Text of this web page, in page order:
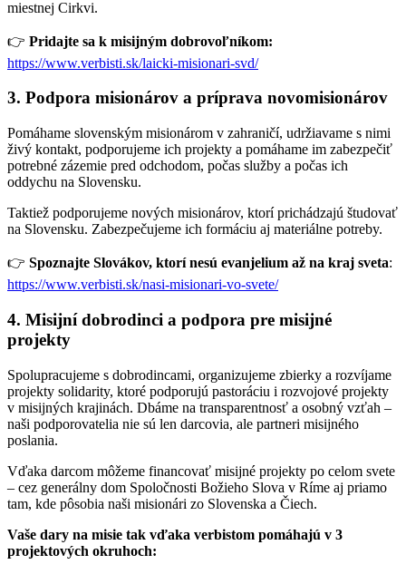
miestnej Cirkvi.
👉 Pridajte sa k misijným dobrovoľníkom:
https://www.verbisti.sk/laicki-misionari-svd/
3. Podpora misionárov a príprava novomisionárov
Pomáhame slovenským misionárom v zahraničí, udržiavame s nimi
živý kontakt, podporujeme ich projekty a pomáhame im zabezpečiť
potrebné zázemie pred odchodom, počas služby a počas ich
oddychu na Slovensku.
Taktiež podporujeme nových misionárov, ktorí prichádzajú študovať
na Slovensku. Zabezpečujeme ich formáciu aj materiálne potreby.
👉 Spoznajte Slovákov, ktorí nesú evanjelium až na kraj sveta:
https://www.verbisti.sk/nasi-misionari-vo-svete/
4. Misijní dobrodinci a podpora pre misijné
projekty
Spolupracujeme s dobrodincami, organizujeme zbierky a rozvíjame
projekty solidarity, ktoré podporujú pastoráciu i rozvojové projekty
v misijných krajinách. Dbáme na transparentnosť a osobný vzťah –
naši podporovatelia nie sú len darcovia, ale partneri misijného
poslania.
Vďaka darcom môžeme financovať misijné projekty po celom svete
– cez generálny dom Spoločnosti Božieho Slova v Ríme aj priamo
tam, kde pôsobia naši misionári zo Slovenska a Čiech.
Vaše dary na misie tak vďaka verbistom pomáhajú v 3
projektových okruhoch: